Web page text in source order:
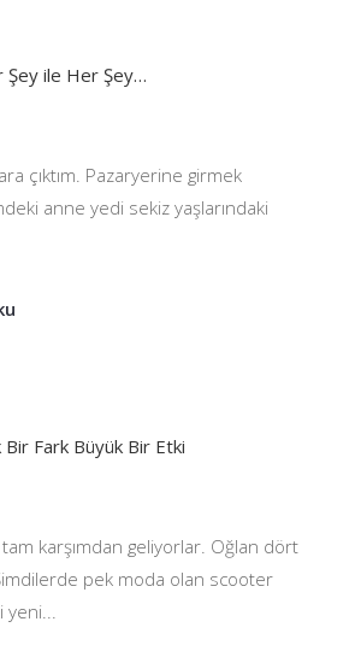
Şey ile Her Şey…
çıktım. Pazaryerine girmek
anne yedi sekiz yaşlarındaki
Bir Fark Büyük Bir Etki
karşımdan geliyorlar. Oğlan dört
pek moda olan scooter